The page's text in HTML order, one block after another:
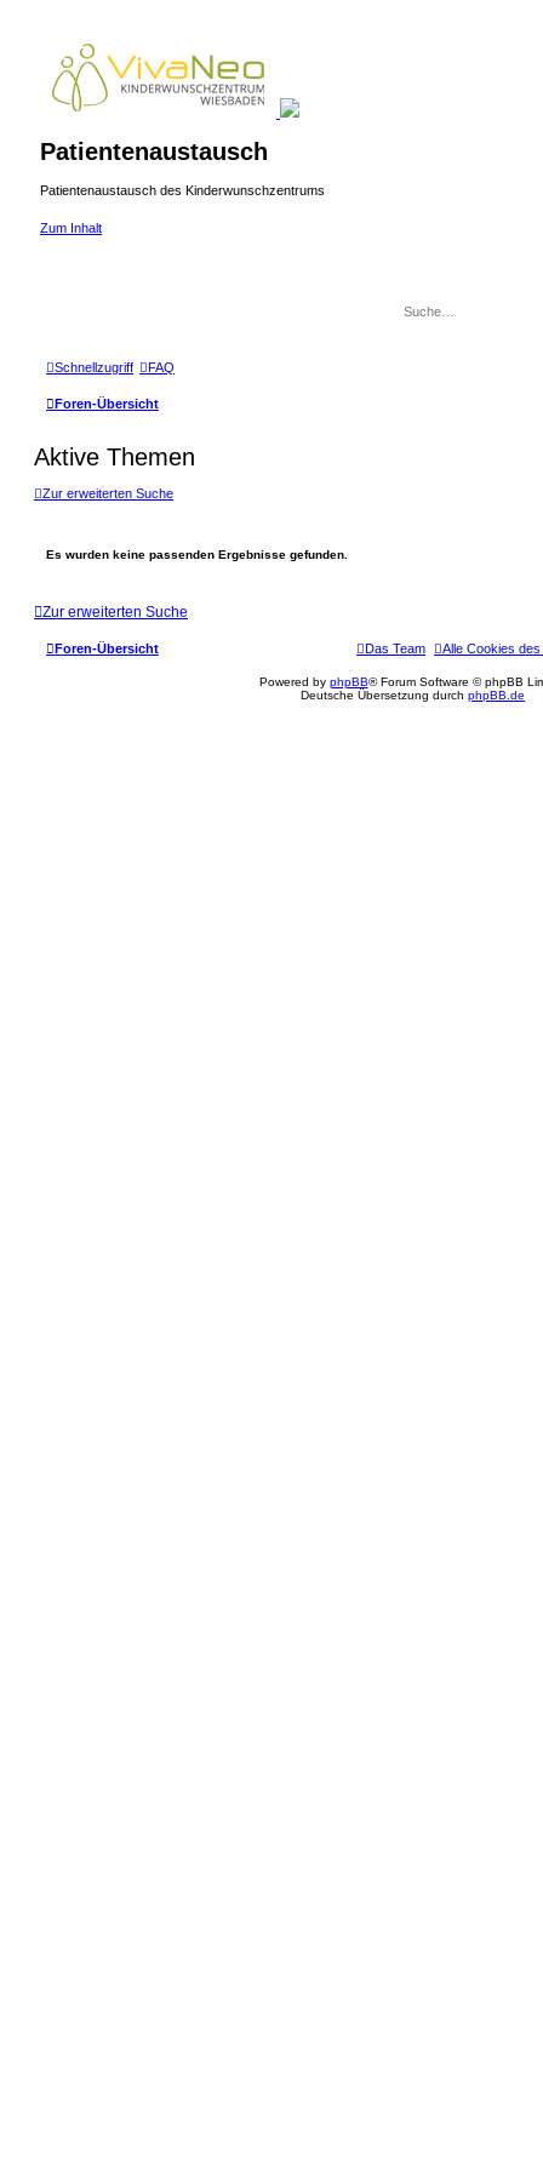
Patientenaustausch
Patientenaustausch des Kinderwunschzentrums
Zum Inhalt
Schnellzugriff FAQ
Foren-Übersicht
Aktive Themen
Zur erweiterten Suche
Es wurden keine passenden Ergebnisse gefunden.
Zur erweiterten Suche
Foren-Übersicht Alle Cookies
Das Team
Powered by phpBB® Forum Software © phpBB
Deutsche Übersetzung durch phpBB.de